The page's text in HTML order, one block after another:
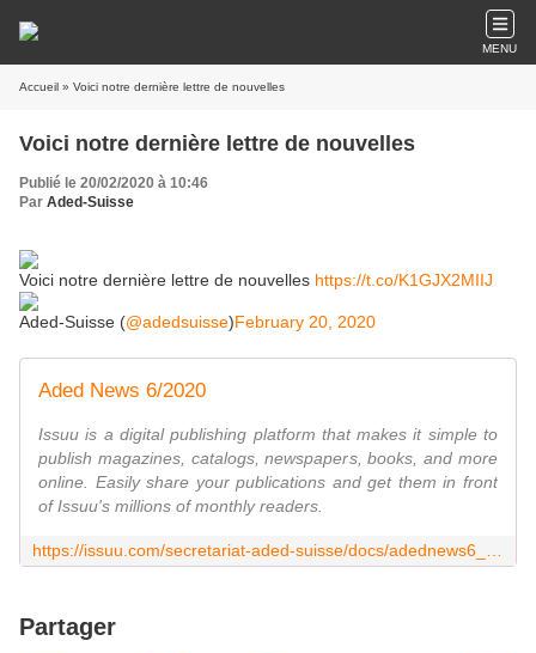
MENU
Accueil » Voici notre dernière lettre de nouvelles
Voici notre dernière lettre de nouvelles
Publié le 20/02/2020 à 10:46
Par Aded-Suisse
Voici notre dernière lettre de nouvelles https://t.co/K1GJX2MIIJ
Aded-Suisse (@adedsuisse)February 20, 2020
Aded News 6/2020
Issuu is a digital publishing platform that makes it simple to
publish magazines, catalogs, newspapers, books, and more
online. Easily share your publications and get them in front
of Issuu's millions of monthly readers.
Partager